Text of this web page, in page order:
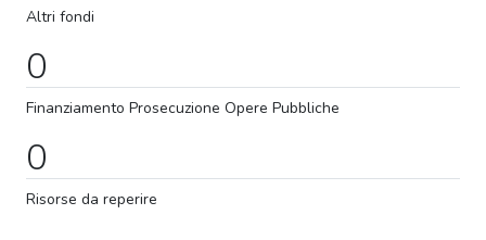
Altri fondi
0
Finanziamento Prosecuzione Opere Pubbliche
0
Risorse da reperire